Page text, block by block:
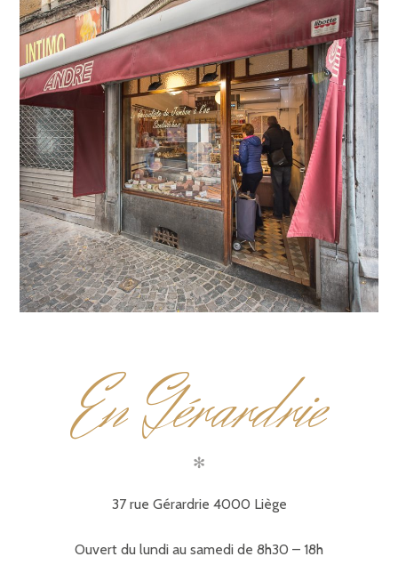
E
n Gérardrie
✻
37 rue Gérardrie 4000 Liège
Ouvert du lundi au samedi de 8h30 – 18h